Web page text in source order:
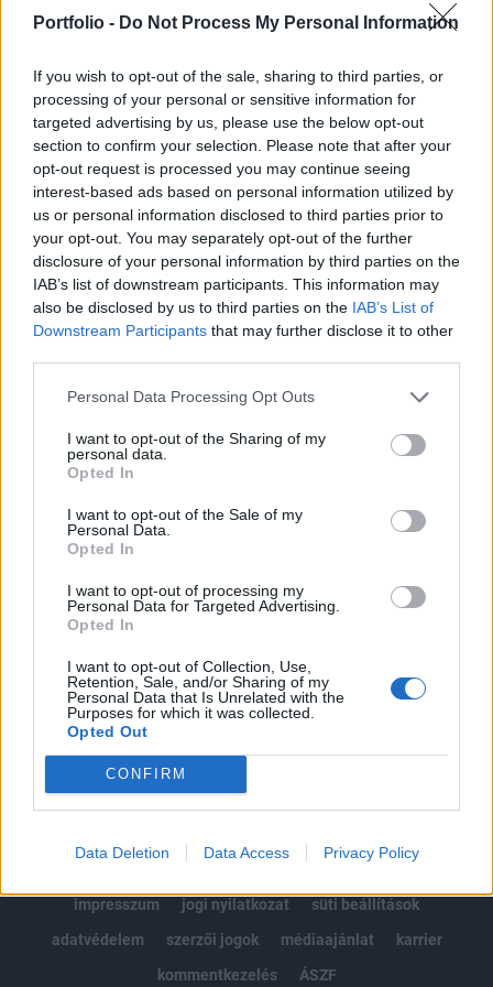
Portfolio - Do Not Process My Personal Information
If you wish to opt-out of the sale, sharing to third parties, or
processing of your personal or sensitive information for
targeted advertising by us, please use the below opt-out
section to confirm your selection. Please note that after your
opt-out request is processed you may continue seeing
interest-based ads based on personal information utilized by
us or personal information disclosed to third parties prior to
your opt-out. You may separately opt-out of the further
disclosure of your personal information by third parties on the
IAB’s list of downstream participants. This information may
also be disclosed by us to third parties on the IAB’s List of
Downstream Participants that may further disclose it to other
Personal Data Processing Opt Outs
I want to opt-out of the Sharing of my
personal data.
Opted In
I want to opt-out of the Sale of my
Personal Data.
Opted In
I want to opt-out of processing my
Personal Data for Targeted Advertising.
Opted In
I want to opt-out of Collection, Use,
Retention, Sale, and/or Sharing of my
Personal Data that Is Unrelated with the
Purposes for which it was collected.
Opted Out
CONFIRM
Data Deletion Data Access Privacy Policy
ismerteti. A csomagról sokkal többet nem tudtunk
meg, mégis van egy fontos üzenete Varga
megszólalásának.
Az elmúlt percekben került fel Varga Mihály Facebook-
oldalára egy videó, amelyben a miniszter elmagyarázza,
miből áll össze a napokban bejelentett gazdaságvédelmi
csomag. A bejelentést azzal kezdi, hogy a koronavírus
elleni védekezésre az ország éves jövedelmének 20%-át
fordítjuk, azaz minden ötödik forintot a családok és
vállalkozások támogatására fordít a kormány....
KEDVES OLVASÓNK!
tartozik, melynek olvasása előfizetéses
regisztrációhoz kötött.
Az előfizetés a következőket tartalmazza:
Portfolio.hu teljes cikkarchívum
Kötéslisták: BÉT elmúlt 2 év napon belüli
kötéslistái
Előfizetés
MÁR ELŐFIZETŐNK VAGY?BEJELENTKEZÉS
impresszum
jogi nyilatkozat
süti beállítások
adatvédelem
szerzői jogok médiaajánlat
karrier
kommentkezelés
ÁSZF